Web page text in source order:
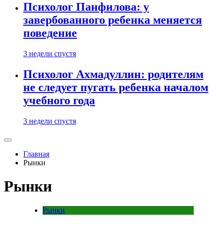
Психолог Панфилова: у
завербованного ребенка меняется
поведение
3 недели спустя
Психолог Ахмадуллин: родителям
не следует пугать ребенка началом
учебного года
3 недели спустя
Главная
Рынки
Рынки
Рынки